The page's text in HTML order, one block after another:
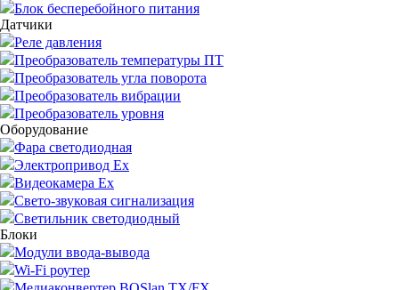
Блок бесперебойного питания
Датчики
Реле давления
Преобразователь температуры ПТ
Преобразователь угла поворота
Преобразователь вибрации
Преобразователь уровня
Оборудование
Фара светодиодная
Электропривод Ex
Видеокамера Ex
Свето-звуковая сигнализация
Светильник светодиодный
Блоки
Модули ввода-вывода
Wi-Fi роутер